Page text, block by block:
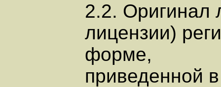
2.2. Оригинал
лицензии)
форме,
приведенной